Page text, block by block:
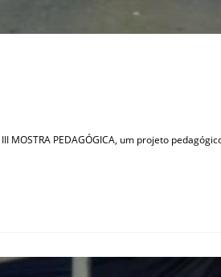
PEDAGÓGICA, um projeto